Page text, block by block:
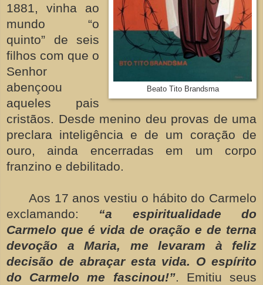
Beato Tito Brandsma
1881, vinha ao
mundo “o
quinto” de seis
filhos com que o
Senhor
abençoou
aqueles pais
cristãos. Desde menino deu provas de uma
preclara inteligência e de um coração de
ouro, ainda encerradas em um corpo
franzino e debilitado.
Aos 17 anos vestiu o hábito do Carmelo
exclamando: “a espiritualidade do
Carmelo que é vida de oração e de terna
devoção a Maria, me levaram à feliz
decisão de abraçar esta vida. O espírito
do Carmelo me fascinou!”. Emitiu seus